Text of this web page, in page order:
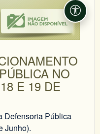
NO
E 19 DE
Defensoria Pública
Junho).